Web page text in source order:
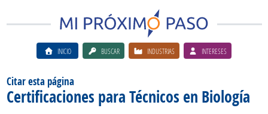
INICIO BUSCAR INDUSTRIAS INTERESES
Citar esta página
Certificaciones para Técnicos en Biología